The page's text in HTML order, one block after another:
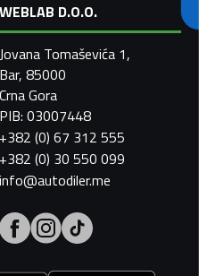
WEBLAB D.O.O.
Jovana Tomaševića 1,
Bar, 85000
Crna Gora
PIB: 03007448
+382 (0) 67 312 555
+382 (0) 30 550 099
info@autodiler.me